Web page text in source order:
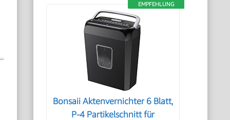
EMPFEHLUNG
Bonsaii Aktenvernichter 6 Blatt,
P-4 Partikelschnitt für